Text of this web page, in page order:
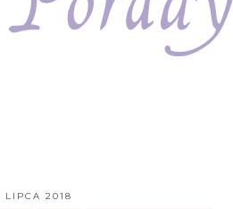
LIPCA 2018